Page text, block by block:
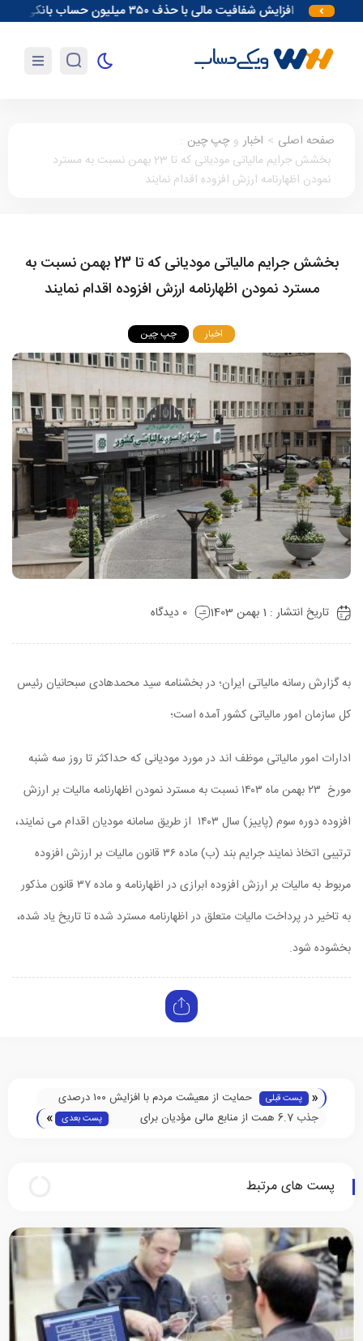
افزایش شفافیت مالی با حذف ۳۵۰ میلیون حساب بانکی
صفحه اصلی > اخبار و چپ چین :
بخشش جرایم مالیاتی مودیانی که تا 23 بهمن نسبت به مسترد
نمودن اظهارنامه ارزش افزوده اقدام نمایند
بخشش جرایم مالیاتی مودیانی که تا 23 بهمن نسبت به
مسترد نمودن اظهارنامه ارزش افزوده اقدام نمایند
اخبار چپ چین
تاریخ انتشار : 1 بهمن 1403 0 دیدگاه
به گزارش رسانه مالیاتی ایران‌؛ در بخشنامه سید محمدهادی سبحانیان رئیس
کل سازمان امور مالیاتی کشور آمده است؛
ادارات امور مالیاتی موظف اند در مورد مودیانی که حداکثر تا روز سه شنبه
مورخ ۲۳ بهمن ماه ۱۴۰۳ نسبت به مسترد نمودن اظهارنامه مالیات بر ارزش
افزوده دوره سوم (پاییز) سال ۱۴۰۳ از طریق سامانه مودیان اقدام می نمایند،
ترتیبی اتخاذ نمایند جرایم بند (ب) ماده ۳۶ قانون مالیات بر ارزش افزوده
مربوط به مالیات بر ارزش افزوده ابرازی در اظهارنامه و ماده ۳۷ قانون مذکور
به تاخیر در پرداخت مالیات متعلق در اظهارنامه مسترد شده تا تاریخ یاد شده،
بخشوده شود.
« پست قبلی
حمایت از معیشت مردم با افزایش ۱۰۰ درصدی
معافیت مالیاتی حقوق‌بگیران
جذب 6.7 همت از منابع مالی مؤدیان برای
پست بعدی »
پست های مرتبط